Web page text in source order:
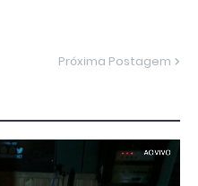
Próxima Postagem